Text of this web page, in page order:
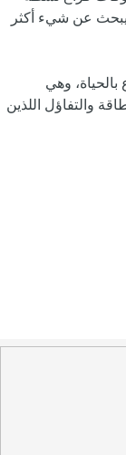
عن شيء أكثر
بالحياة، وهي
والتفاؤل اللذين